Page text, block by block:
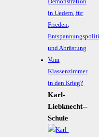
Demonstration
in Uedem, für
Frieden,
und Abrüstung
Vom
Klassenzimmer
in den Krieg?
Karl-
Liebknecht-­
Schule